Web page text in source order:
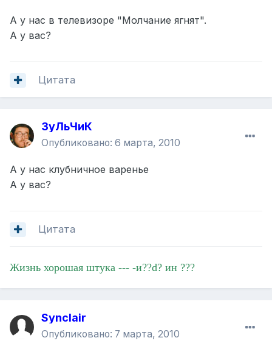
А у нас в телевизоре "Молчание ягнят".
А у вас?
Цитата
ЗуЛьЧиК
Опубликовано: 6 марта, 2010
А у нас клубничное варенье
А у вас?
Цитата
Жизнь хорошая штука --- -и??d? ин ???
Synclair
Опубликовано: 7 марта, 2010